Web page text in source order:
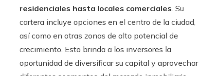
residenciales hasta locales comerciales . Su
cartera incluye opciones en el centro de la ciudad,
así como en otras zonas de alto potencial de
crecimiento. Esto brinda a los inversores la
oportunidad de diversificar su capital y aprovechar